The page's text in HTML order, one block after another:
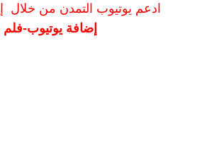
ادعم يوتيوب التمدن من خلال
إضافة يوتيوب-